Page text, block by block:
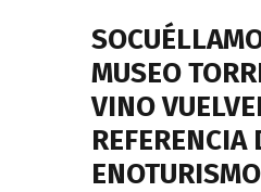
MUSEO
VINO
REFERENCIA
ENOTURISMO